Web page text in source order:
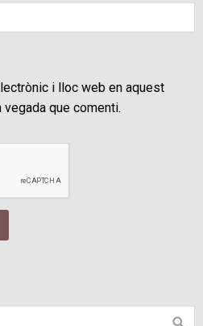
i lloc web en aquest
que comenti.